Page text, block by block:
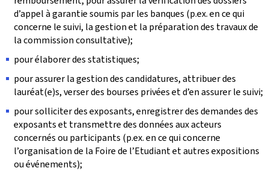
d’appel à garantie soumis par les banques (p.ex. en ce qui
concerne le suivi, la gestion et la préparation des travaux de
la commission consultative);
pour élaborer des statistiques;
pour assurer la gestion des candidatures, attribuer des
lauréat(e)s, verser des bourses privées et d’en assurer le suivi;
pour solliciter des exposants, enregistrer des demandes des
exposants et transmettre des données aux acteurs
concernés ou participants (p.ex. en ce qui concerne
l’organisation de la Foire de l’Etudiant et autres expositions
ou événements);